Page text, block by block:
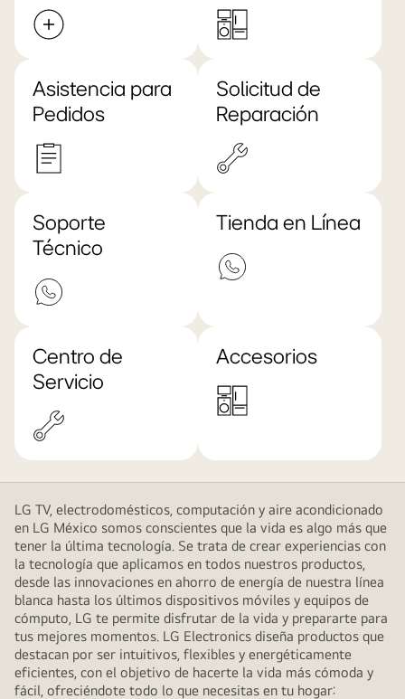
Asistencia para
Pedidos
Solicitud de
Reparación
Soporte
Técnico
Tienda en Línea
Centro de
Servicio
Accesorios
LG TV, electrodomésticos, computación y aire acondicionado
en LG México somos conscientes que la vida es algo más que
tener la última tecnología. Se trata de crear experiencias con
la tecnología que aplicamos en todos nuestros productos,
desde las innovaciones en ahorro de energía de nuestra línea
blanca hasta los últimos dispositivos móviles y equipos de
cómputo, LG te permite disfrutar de la vida y prepararte para
tus mejores momentos. LG Electronics diseña productos que
destacan por ser intuitivos, flexibles y energéticamente
eficientes, con el objetivo de hacerte la vida más cómoda y
fácil, ofreciéndote todo lo que necesitas en tu hogar: